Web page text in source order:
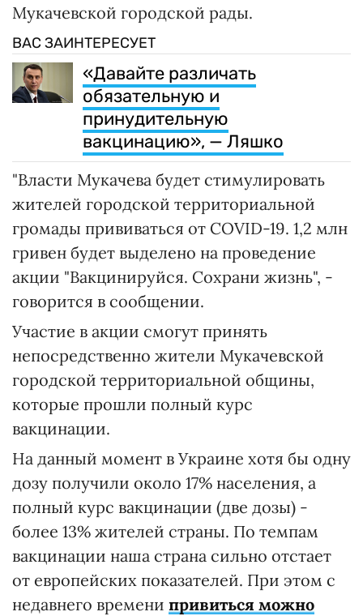
Мукачевской городской рады.
ВАС ЗАИНТЕРЕСУЕТ
«Давайте различать
обязательную и
принудительную
вакцинацию», — Ляшко
"Власти Мукачева будет стимулировать
жителей городской территориальной
громады прививаться от COVID-19. 1,2 млн
гривен будет выделено на проведение
акции "Вакцинируйся. Сохрани жизнь", -
говорится в сообщении.
Участие в акции смогут принять
непосредственно жители Мукачевской
городской территориальной общины,
которые прошли полный курс
вакцинации.
На данный момент в Украине хотя бы одну
дозу получили около 17% населения, а
полный курс вакцинации (две дозы) -
более 13% жителей страны. По темпам
вакцинации наша страна сильно отстает
от европейских показателей. При этом с
недавнего времени привиться можно